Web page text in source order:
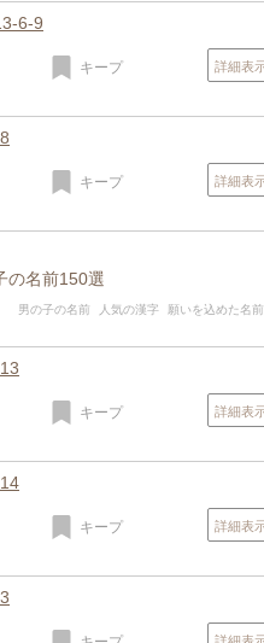
6-9
キープ 詳細表
キープ 詳細表
の名前150選
男の子の名前 人気の漢字 願いを込めた名前
キープ 詳細表
キープ 詳細表